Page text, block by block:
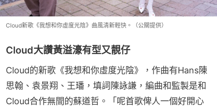
Cloud新歌《我想和你虛度光陰》曲風清新輕快。（公關提供）
Cloud大讚黃溢濠有型又靚仔
Cloud的新歌《我想和你虛度光陰》，作曲有Hans陳
思翰、袁景翔、王璠，填詞陳詠謙，編曲和監製是和
Cloud合作無間的蘇道哲。「呢首歌俾人一個好開心